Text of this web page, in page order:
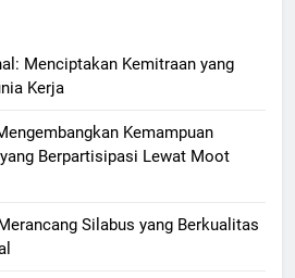
Menciptakan Kemitraan yang
Kerja
Kemampuan
Berpartisipasi Lewat Moot
Silabus yang Berkualitas